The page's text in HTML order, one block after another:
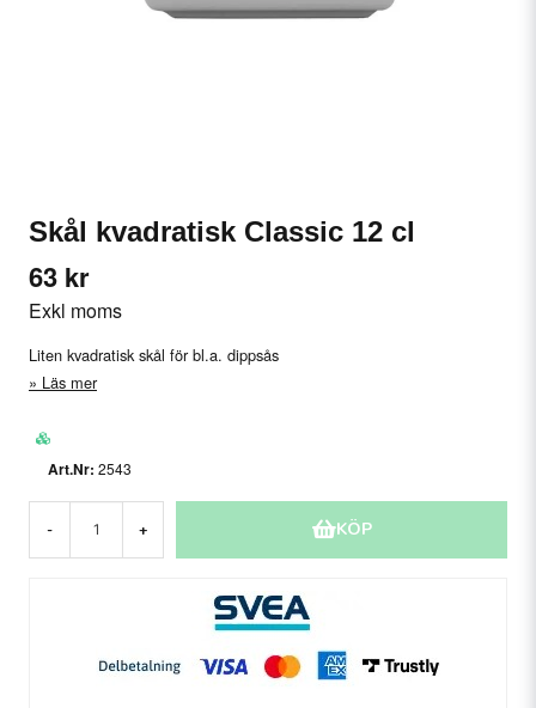
Skål kvadratisk Classic 12 cl
63 kr
Exkl moms
Liten kvadratisk skål för bl.a. dippsås
Läs mer
2543
- + KÖP